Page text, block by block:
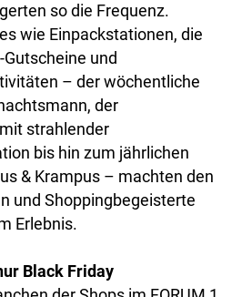
so die Frequenz.
wie Einpackstationen, die
Gutscheine und
– der wöchentliche
der
strahlender
bis hin zum jährlichen
& Krampus – machten den
und Shoppingbegeisterte
Erlebnis.
Black Friday